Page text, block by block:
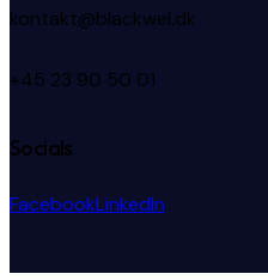
kontakt@blackwel.dk
+45 23 90 50 01
Socials
FacebookLinkedIn